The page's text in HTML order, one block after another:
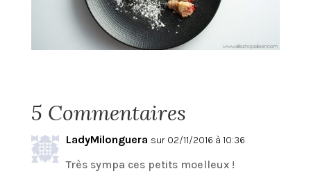
5 Commentaires
LadyMilonguera sur 02/11/2016 à 10:36
Très sympa ces petits moelleux !